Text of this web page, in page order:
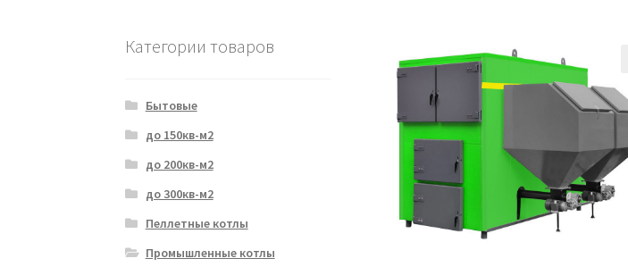
Категории товаров
Бытовые
до 150кв-м2
до 200кв-м2
до 300кв-м2
Пеллетные котлы
Промышленные котлы